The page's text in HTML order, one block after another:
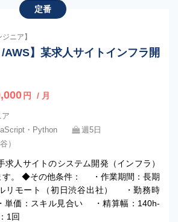
定番
ニア】
/AWS】某求人サイトインフラ開
円 / 月
・Python
週5日
）
求人サイトのシステム開発（インフラ）
す。 ◆その他条件： ・作業期間：長期
リモート（初日渋谷出社） ・勤務時
価：スキル見合い ・精算幅：140h-
1回